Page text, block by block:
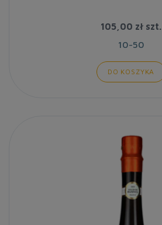
105,00 zł szt.
10-50
DO KOSZYKA